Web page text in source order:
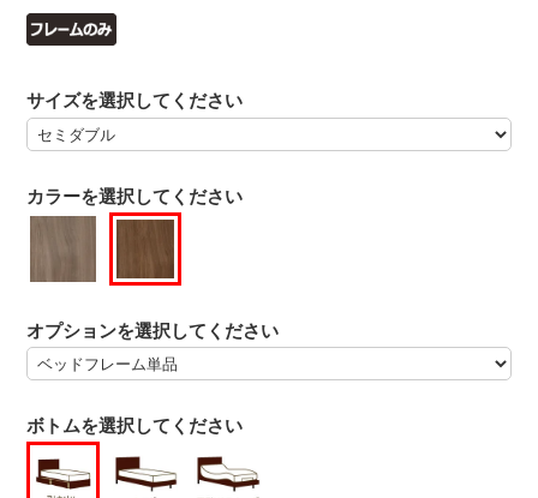
カラーを選択してください
サイズを選択してください
オプションを選択してください
ボトムを選択してください